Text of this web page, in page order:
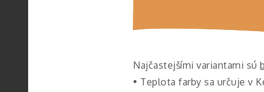
Najčastejšími variantami sú
• Teplota farby sa určuje v